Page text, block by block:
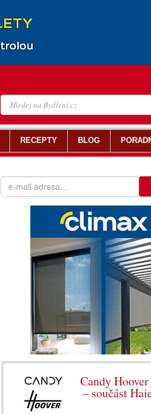
Candy
– součást
RECEPTY BLOG